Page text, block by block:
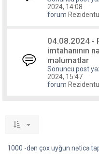
2024, 14:08
forum
04.08.2024 -
imtahanının
məlumatlar
Sonuncu post
2024, 15:47
forum
1000 -dən çox uyğun nəticə